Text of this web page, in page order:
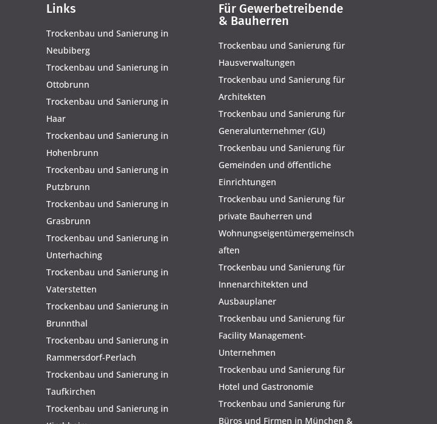
Links
Trockenbau und Sanierung in
Neubiberg
Trockenbau und Sanierung in
Ottobrunn
Trockenbau und Sanierung in
Haar
Trockenbau und Sanierung in
Hohenbrunn
Trockenbau und Sanierung in
Putzbrunn
Trockenbau und Sanierung in
Grasbrunn
Trockenbau und Sanierung in
Unterhaching
Trockenbau und Sanierung in
Vaterstetten
Trockenbau und Sanierung in
Brunnthal
Trockenbau und Sanierung in
Rammersdorf-Perlach
Trockenbau und Sanierung in
Taufkirchen
Trockenbau und Sanierung in
Für Gewerbetreibende
& Bauherren
Trockenbau und Sanierung für
Hausverwaltungen
Trockenbau und Sanierung für
Architekten
Trockenbau und Sanierung für
Generalunternehmer (GU)
Trockenbau und Sanierung für
Gemeinden und öffentliche
Einrichtungen
Trockenbau und Sanierung für
private Bauherren und
Wohnungseigentümergemeinsch
aften
Trockenbau und Sanierung für
Innenarchitekten und
Ausbauplaner
Trockenbau und Sanierung für
Facility Management-
Unternehmen
Trockenbau und Sanierung für
Hotel und Gastronomie
Trockenbau und Sanierung für
Büros und Firmen in München &